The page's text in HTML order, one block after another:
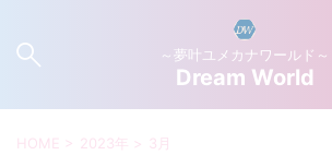
～夢叶ユメカナワールド～
Dream World
HOME > 2023年 > 3月